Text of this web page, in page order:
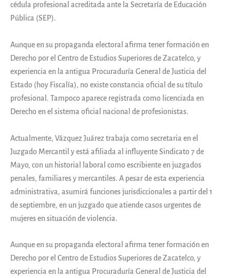
cédula profesional acreditada ante la Secretaría de Educación
Pública (SEP).
Aunque en su propaganda electoral afirma tener formación en
Derecho por el Centro de Estudios Superiores de Zacatelco, y
experiencia en la antigua Procuraduría General de Justicia del
Estado (hoy Fiscalía), no existe constancia oficial de su título
profesional. Tampoco aparece registrada como licenciada en
Derecho en el sistema oficial nacional de profesionistas.
Actualmente, Vázquez Juárez trabaja como secretaria en el
Juzgado Mercantil y está afiliada al influyente Sindicato 7 de
Mayo, con un historial laboral como escribiente en juzgados
penales, familiares y mercantiles. A pesar de esta experiencia
administrativa, asumirá funciones jurisdiccionales a partir del 1
de septiembre, en un juzgado que atiende casos urgentes de
mujeres en situación de violencia.
Aunque en su propaganda electoral afirma tener formación en
Derecho por el Centro de Estudios Superiores de Zacatelco, y
experiencia en la antigua Procuraduría General de Justicia del